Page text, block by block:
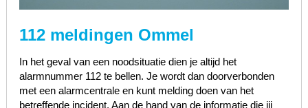
112 meldingen Ommel
In het geval van een noodsituatie dien je altijd het
alarmnummer 112 te bellen. Je wordt dan doorverbonden
met een alarmcentrale en kunt melding doen van het
betreffende incident. Aan de hand van de informatie die jij